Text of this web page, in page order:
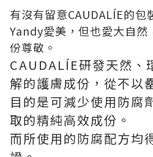
有沒有留意CAUDALÍE的包
Yandy愛美，但也愛大自然
份尊敬。
CAUDALÍE研發天然、
解的護膚成份，從不以
目的是可減少使用防腐
取的精純高效成份。
而所使用的防腐配方均